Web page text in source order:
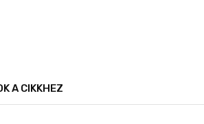
A CIKKHEZ